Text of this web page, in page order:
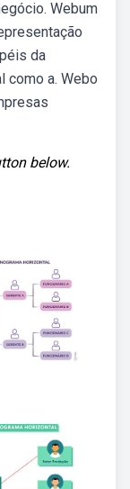
Webum
da
como a. Webo
below.